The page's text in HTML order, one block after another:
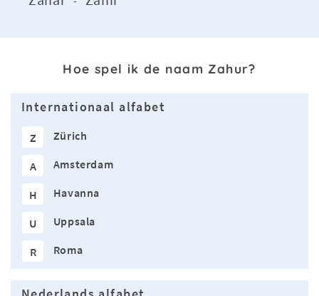
Hoe spel ik de naam Zahur?
Internationaal alfabet
Z Zürich
A Amsterdam
H Havanna
U Uppsala
R Roma